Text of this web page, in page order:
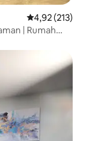
Nilai rata-rata
4,92 (213)
| Rumah